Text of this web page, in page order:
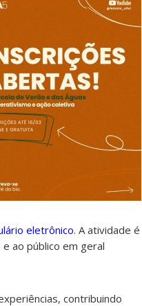
eletrônico. A atividade é
ao público em geral
contribuindo